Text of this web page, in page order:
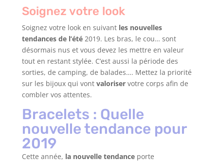
Soignez votre look
Soignez votre look en suivant les nouvelles
tendances de l’été2019. Les bras, le cou… sont
désormais nus et vous devez les mettre en valeur
tout en restant stylée. C’est aussi la période des
sorties, de camping, de balades…. Mettez la priorité
sur les bijoux qui vont valoriservotre corps afin de
combler vos attentes.
Bracelets : Quelle
nouvelle tendance pour
2019
Cette année, la nouvelle tendanceporte